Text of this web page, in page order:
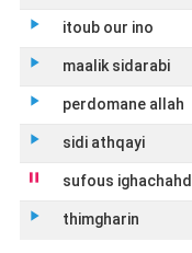
play_arrow itoub our ino
play_arrow maalik sidarabi
play_arrow perdomane allah
play_arrow sidi athqayi
play_arrow sufous
pause thimgharin